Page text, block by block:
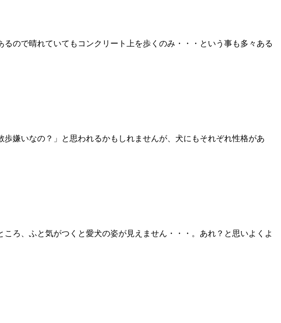
ので晴れていてもコンクリート上を歩くのみ・・・という事も多々ある
嫌いなの？」と思われるかもしれませんが、犬にもそれぞれ性格があ
ろ、ふと気がつくと愛犬の姿が見えません・・・。あれ？と思いよくよ